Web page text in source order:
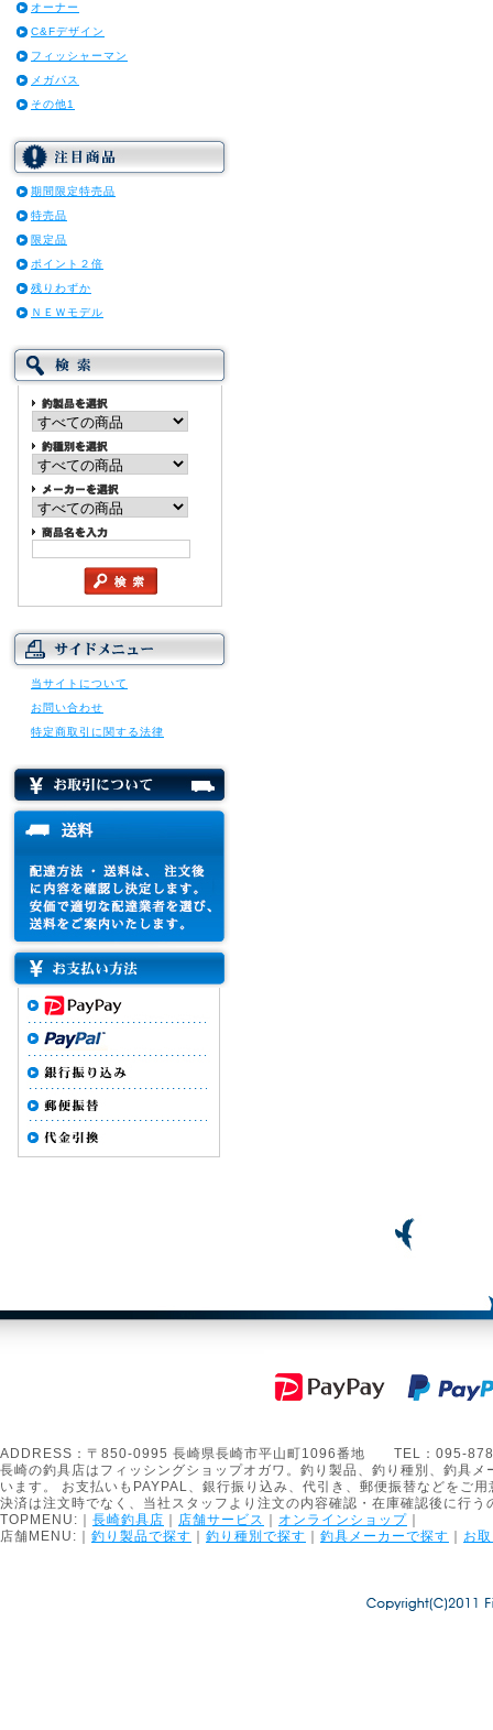
オーナー
C&Fデザイン
フィッシャーマン
メガバス
その他1
期間限定特売品
特売品
限定品
ポイント２倍
残りわずか
ＮＥＷモデル
当サイトについて
お問い合わせ
特定商取引に関する法律
ADDRESS：〒850-0995 長崎県長崎市平山町1096番地 TEL：
長崎の釣具店はフィッシングショップオガワ。釣り製品、釣り種別、釣具
います。 お支払いもPAYPAL、銀行振り込み、代引き、郵便振替などをご用
決済は注文時でなく、当社スタッフより注文の内容確認・在庫確認後に行
TOPMENU:｜ 長崎釣具店 ｜ 店舗サービス ｜ オンラインショップ ｜
店舗MENU:｜ 釣り製品で探す ｜ 釣り種別で探す ｜ 釣具メーカーで探す ｜ お